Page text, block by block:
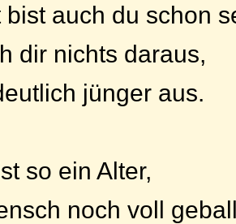
bist auch du schon
dir nichts daraus,
jünger aus.
so ein Alter,
noch voll